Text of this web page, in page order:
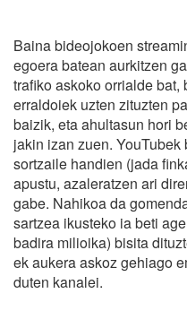
Baina bideojokoen
egoera batean aurkitzen
trafiko askoko orrialde
erraldoiek uzten zituzten
baizik, eta ahultasun hori
jakin izan zuen.
sortzaile handien (jada
apustu, azaleratzen ari
gabe. Nahikoa da
sartzea ikusteko ia beti
badira milioika) bisita
ek aukera askoz gehiago
duten kanalei.